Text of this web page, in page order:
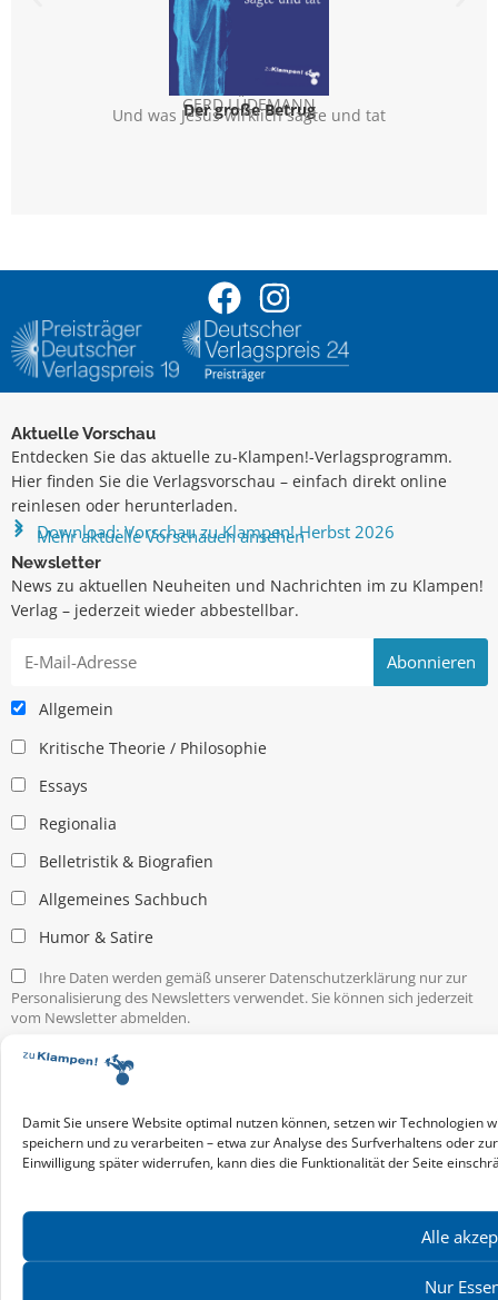
Damit Sie unsere Website optimal nutzen können, setzen wir Technologien
speichern und zu verarbeiten – etwa zur Analyse des Surfverhaltens oder
Einwilligung später widerrufen, kann dies die Funktionalität der Seite
Alle
Nur
GERD LÜDEMANN
Der große Betrug
Und was Jesus wirklich sagte und tat
Aktuelle Vorschau
Entdecken Sie das aktuelle zu-Klampen!-Verlagsprogramm.
Hier finden Sie die Verlagsvorschau – einfach direkt online
reinlesen oder herunterladen.
Download: Vorschau zu Klampen! Herbst 2026
Mehr aktuelle Vorschauen ansehen
Newsletter
News zu aktuellen Neuheiten und Nachrichten im zu Klampen!
Verlag – jederzeit wieder abbestellbar.
Allgemein
Kritische Theorie / Philosophie
Essays
Regionalia
Belletristik & Biografien
Allgemeines Sachbuch
Humor & Satire
Ihre Daten werden gemäß unserer Datenschutzerklärung nur zur
Personalisierung des Newsletters verwendet. Sie können sich jederzeit
vom Newsletter abmelden.
Service & Infos
Presseservice
Infos zur Manuskripteinreichung
Praktikumsstellen
Impressum
Produktsicherheit